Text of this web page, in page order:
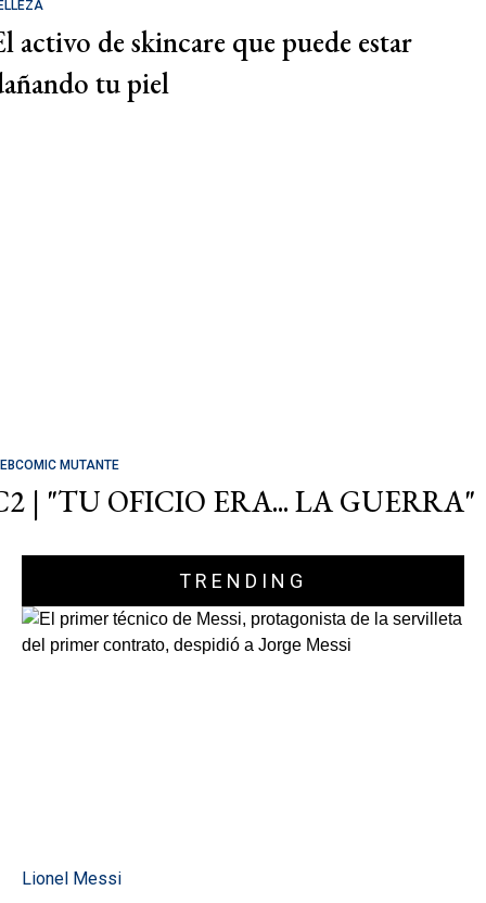
activo de skincare que puede estar
tu piel
MUTANTE
| "TU OFICIO ERA... LA GUERRA"
TRENDING
Lionel Messi